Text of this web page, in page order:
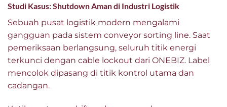
Studi Kasus: Shutdown Aman di Industri Logistik
Sebuah pusat logistik modern mengalami
gangguan pada sistem conveyor sorting line. Saat
pemeriksaan berlangsung, seluruh titik energi
terkunci dengan cable lockout dari ONEBIZ. Label
mencolok dipasang di titik kontrol utama dan
cadangan.